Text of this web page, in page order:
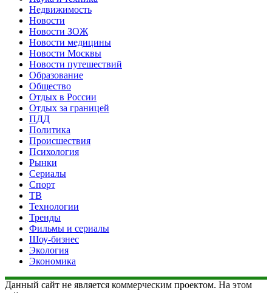
Недвижимость
Новости
Новости ЗОЖ
Новости медицины
Новости Москвы
Новости путешествий
Образование
Общество
Отдых в России
Отдых за границей
ПДД
Политика
Происшествия
Психология
Рынки
Сериалы
Спорт
ТВ
Технологии
Тренды
Фильмы и сериалы
Шоу-бизнес
Экология
Экономика
Данный сайт не является коммерческим проектом. На этом